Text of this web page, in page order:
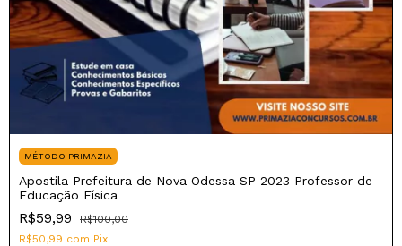
MÉTODO PRIMAZIA
Apostila Prefeitura de Nova Odessa SP 2023 Professor de
Educação Física
R$59,99
R$100,00
R$50,99 com Pix